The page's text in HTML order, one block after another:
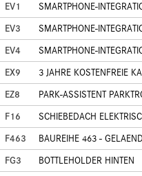
EV1
SMARTPHONE-
EV3
SMARTPHONE-
EV4
SMARTPHONE-
EX9
3 JAHRE KOSTENFREIE
EZ8
PARK-ASSISTENT
F16
SCHIEBEDACH
F463
BAUREIHE 463 -
FG3
BOTTLEHOLDER HINTEN